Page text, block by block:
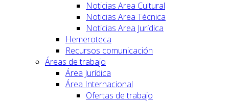
Noticias Area Cultural
Noticias Area Técnica
Noticias Area Jurídica
Hemeroteca
Recursos comunicación
Áreas de trabajo
Área Jurídica
Área Internacional
Ofertas de trabajo